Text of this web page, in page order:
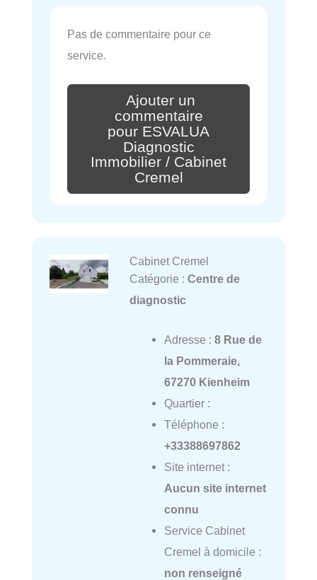
Pas de commentaire pour ce
service.
Ajouter un
commentaire
pour ESVALUA
Diagnostic
Immobilier / Cabinet
Cremel
Cabinet Cremel
Catégorie : Centre de
diagnostic
Adresse : 8 Rue de
la Pommeraie,
67270 Kienheim
Quartier :
Téléphone :
+33388697862
Site internet :
Aucun site internet
connu
Service Cabinet
Cremel à domicile :
non renseigné